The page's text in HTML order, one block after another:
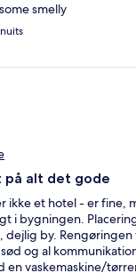
smelly
alt det gode
ikke et hotel - er fine,
i bygningen.
by. Rengøringen
sød og al
en vaskemaskine/